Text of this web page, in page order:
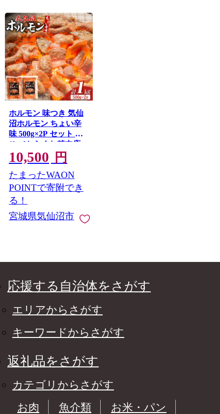
ホルモン 味つき 気仙
沼ホルモン ちょい辛
味 500g×2P セット 計
1kg [からくわ精肉店
宮城県 気仙沼市
20565392] 味つき肉 国
産 おかず おつまみ B
級グルメ 豚 豚ホルモ
ン 冷凍
10,500 円
たまったWAON
POINTで寄附でき
る！
宮城県気仙沼市
応援する自治体をさがす
エリアからさがす
キーワードからさがす
返礼品をさがす
カテゴリからさがす
お肉
魚介類
お米・パン